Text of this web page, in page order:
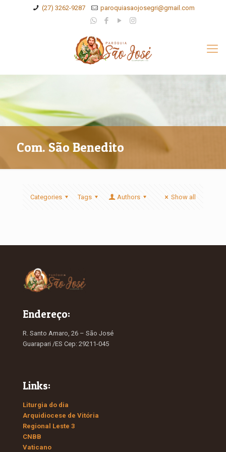
(27) 3262-9287 paroquiasaojosegri@gmail.com
Com. São Benedito
Categories Tags Authors Show all
Endereço:
R. Santo Amaro, 26 – São José
Guarapari /ES Cep: 29211-045
Links:
Liturgia do dia
Arquidiocese de Vitória
Regional Leste 3
CNBB
Vaticano